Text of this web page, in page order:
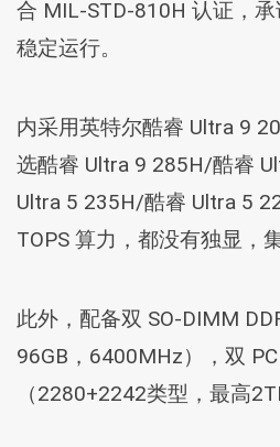
合 MIL-STD-810H 认证，
稳定运行。
内采用英特尔酷睿 Ultra 9
选酷睿 Ultra 9 285H/酷睿
Ultra 5 235H/酷睿 Ultra 5
TOPS 算力，都没有独显，
此外，配备双 SO-DIMM
96GB，6400MHz），双
（2280+2242类型，最高